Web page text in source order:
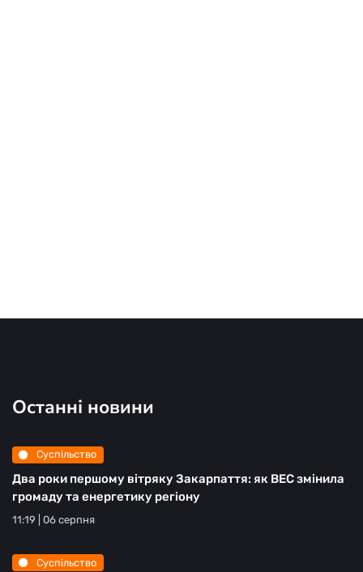
Останні новини
Суспільство
Два роки першому вітряку Закарпаття: як ВЕС змінила
громаду та енергетику регіону
11:19 | 06 серпня
Суспільство